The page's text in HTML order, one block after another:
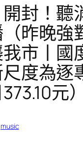
封！聽
昨晚強
市丨國
度為逐
元）
music